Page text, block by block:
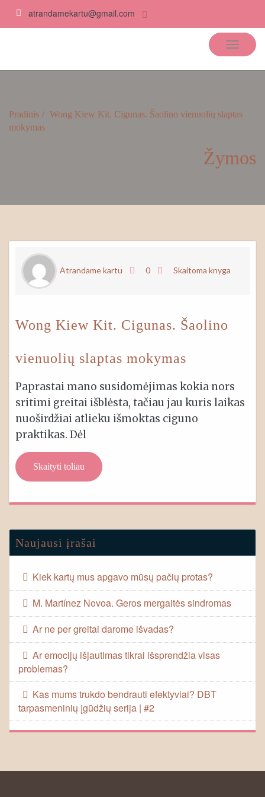
atrandamekartu@gmail.com
Pradinis
Wong Kiew Kit. Cigunas. Šaolino vienuolių slaptas
mokymas
Žymos
Atrandame kartu 0 Skaitoma knyga
Wong Kiew Kit. Cigunas. Šaolino
vienuolių slaptas mokymas
Paprastai mano susidomėjimas kokia nors
sritimi greitai išblėsta, tačiau jau kuris laikas
nuoširdžiai atlieku išmoktas ciguno
praktikas. Dėl
Skaityti toliau
Naujausi įrašai
Kiek kartų mus apgavo mūsų pačių protas?
M. Martínez Novoa. Geros mergaitės sindromas
Ar ne per greitai darome išvadas?
Ar emocijų išjautimas tikrai išsprendžia visas
problemas?
Kas mums trukdo bendrauti efektyviai? DBT
tarpasmeninių įgūdžių serija | #2